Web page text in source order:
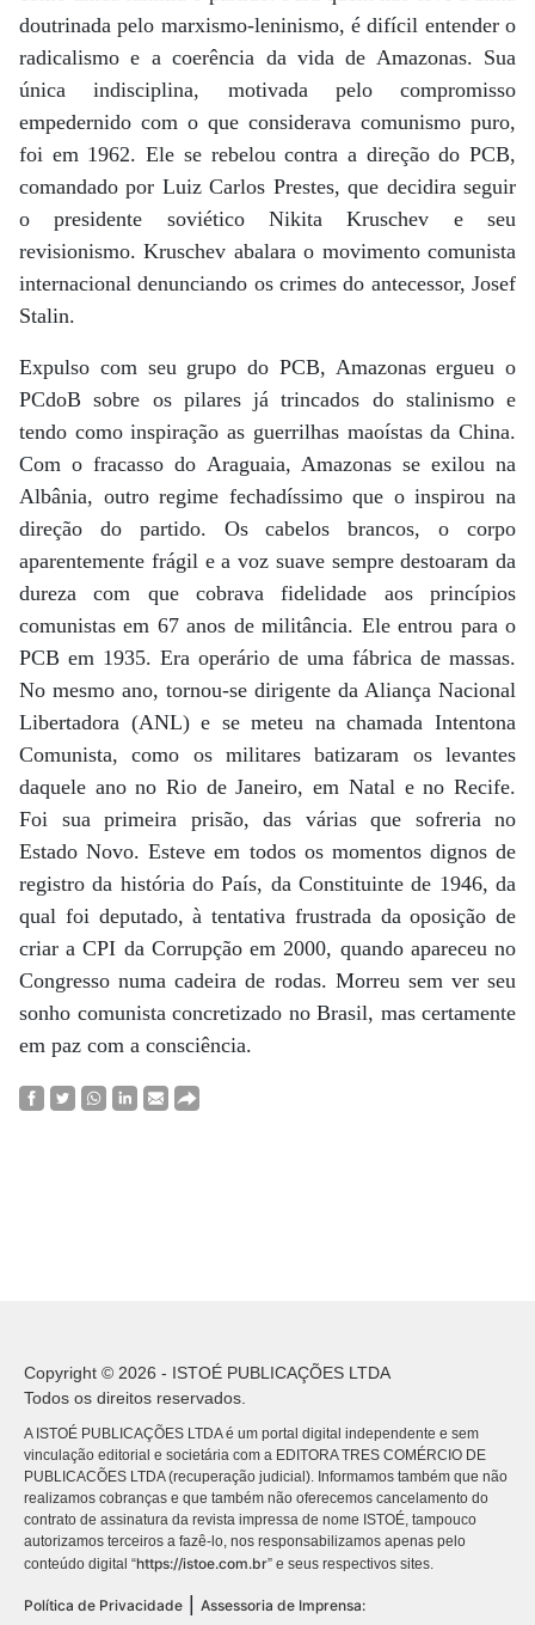
doutrinada pelo marxismo-leninismo, é difícil entender o
radicalismo e a coerência da vida de Amazonas. Sua
única indisciplina, motivada pelo compromisso
empedernido com o que considerava comunismo puro,
foi em 1962. Ele se rebelou contra a direção do PCB,
comandado por Luiz Carlos Prestes, que decidira seguir
o presidente soviético Nikita Kruschev e seu
revisionismo. Kruschev abalara o movimento comunista
internacional denunciando os crimes do antecessor, Josef
Stalin.
Expulso com seu grupo do PCB, Amazonas ergueu o
PCdoB sobre os pilares já trincados do stalinismo e
tendo como inspiração as guerrilhas maoístas da China.
Com o fracasso do Araguaia, Amazonas se exilou na
Albânia, outro regime fechadíssimo que o inspirou na
direção do partido. Os cabelos brancos, o corpo
aparentemente frágil e a voz suave sempre destoaram da
dureza com que cobrava fidelidade aos princípios
comunistas em 67 anos de militância. Ele entrou para o
PCB em 1935. Era operário de uma fábrica de massas.
No mesmo ano, tornou-se dirigente da Aliança Nacional
Libertadora (ANL) e se meteu na chamada Intentona
Comunista, como os militares batizaram os levantes
daquele ano no Rio de Janeiro, em Natal e no Recife.
Foi sua primeira prisão, das várias que sofreria no
Estado Novo. Esteve em todos os momentos dignos de
registro da história do País, da Constituinte de 1946, da
qual foi deputado, à tentativa frustrada da oposição de
criar a CPI da Corrupção em 2000, quando apareceu no
Congresso numa cadeira de rodas. Morreu sem ver seu
sonho comunista concretizado no Brasil, mas certamente
em paz com a consciência.
Copyright © 2026 - ISTOÉ PUBLICAÇÕES LTDA
Todos os direitos reservados.
A ISTOÉ PUBLICAÇÕES LTDA é um portal digital independente e sem
vinculação editorial e societária com a EDITORA TRES COMÉRCIO DE
PUBLICACÕES LTDA (recuperação judicial). Informamos também que não
realizamos cobranças e que também não oferecemos cancelamento do
contrato de assinatura da revista impressa de nome ISTOÉ, tampouco
autorizamos terceiros a fazê-lo, nos responsabilizamos apenas pelo
conteúdo digital “https://istoe.com.br” e seus respectivos sites.
Política de Privacidade Assessoria de Imprensa: